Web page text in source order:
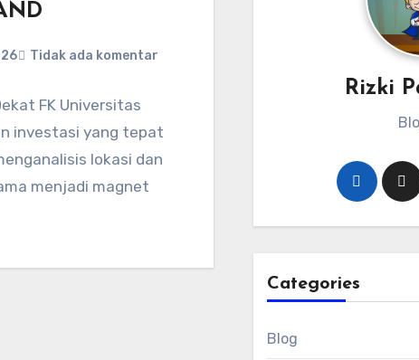
Tidak ada komentar
FK Universitas
investasi yang tepat
lokasi dan
menjadi magnet
Rizki
Categories
Blog